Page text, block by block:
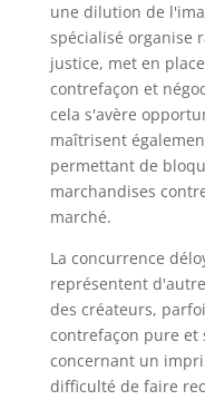
une dilution de
spécialisé organise
justice, met en
contrefaçon et
cela s'avère
maîtrisent
permettant de
marchandises
marché.
La concurrence
représentent
des créateurs,
contrefaçon pure et
concernant un
difficulté de faire